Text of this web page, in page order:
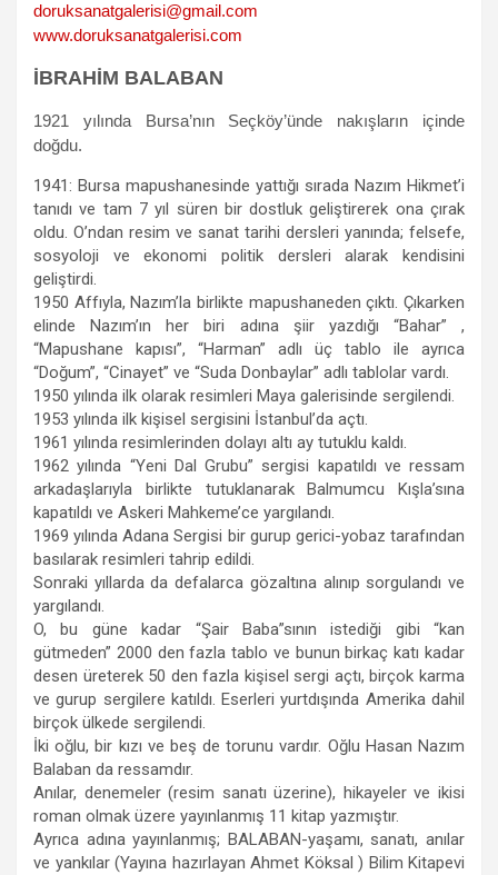
doruksanatgalerisi@gmail.com
www.doruksanatgalerisi.com
İBRAHİM BALABAN
1921 yılında Bursa’nın Seçköy’ünde nakışların içinde
doğdu.
1941: Bursa mapushanesinde yattığı sırada Nazım Hikmet’i
tanıdı ve tam 7 yıl süren bir dostluk geliştirerek ona çırak
oldu. O’ndan resim ve sanat tarihi dersleri yanında; felsefe,
sosyoloji ve ekonomi politik dersleri alarak kendisini
geliştirdi.
1950 Affıyla, Nazım’la birlikte mapushaneden çıktı. Çıkarken
elinde Nazım’ın her biri adına şiir yazdığı “Bahar” ,
“Mapushane kapısı”, “Harman” adlı üç tablo ile ayrıca
“Doğum”, “Cinayet” ve “Suda Donbaylar” adlı tablolar vardı.
1950 yılında ilk olarak resimleri Maya galerisinde sergilendi.
1953 yılında ilk kişisel sergisini İstanbul’da açtı.
1961 yılında resimlerinden dolayı altı ay tutuklu kaldı.
1962 yılında “Yeni Dal Grubu” sergisi kapatıldı ve ressam
arkadaşlarıyla birlikte tutuklanarak Balmumcu Kışla’sına
kapatıldı ve Askeri Mahkeme’ce yargılandı.
1969 yılında Adana Sergisi bir gurup gerici-yobaz tarafından
basılarak resimleri tahrip edildi.
Sonraki yıllarda da defalarca gözaltına alınıp sorgulandı ve
yargılandı.
O, bu güne kadar “Şair Baba”sının istediği gibi “kan
gütmeden” 2000 den fazla tablo ve bunun birkaç katı kadar
desen üreterek 50 den fazla kişisel sergi açtı, birçok karma
ve gurup sergilere katıldı. Eserleri yurtdışında Amerika dahil
birçok ülkede sergilendi.
İki oğlu, bir kızı ve beş de torunu vardır. Oğlu Hasan Nazım
Balaban da ressamdır.
Anılar, denemeler (resim sanatı üzerine), hikayeler ve ikisi
roman olmak üzere yayınlanmış 11 kitap yazmıştır.
Ayrıca adına yayınlanmış; BALABAN-yaşamı, sanatı, anılar
ve yankılar (Yayına hazırlayan Ahmet Köksal ) Bilim Kitapevi